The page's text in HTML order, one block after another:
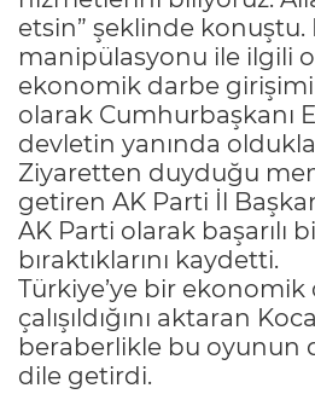
etsin” şeklinde konuştu.
manipülasyonu ile ilgili
ekonomik darbe
olarak Cumhurbaşkanı
devletin yanında
Ziyaretten duyduğu
getiren AK Parti İl
AK Parti olarak başarılı
bıraktıklarını kaydetti.
Türkiye’ye bir ekonomik
çalışıldığını aktaran
beraberlikle bu oyunun
dile getirdi.